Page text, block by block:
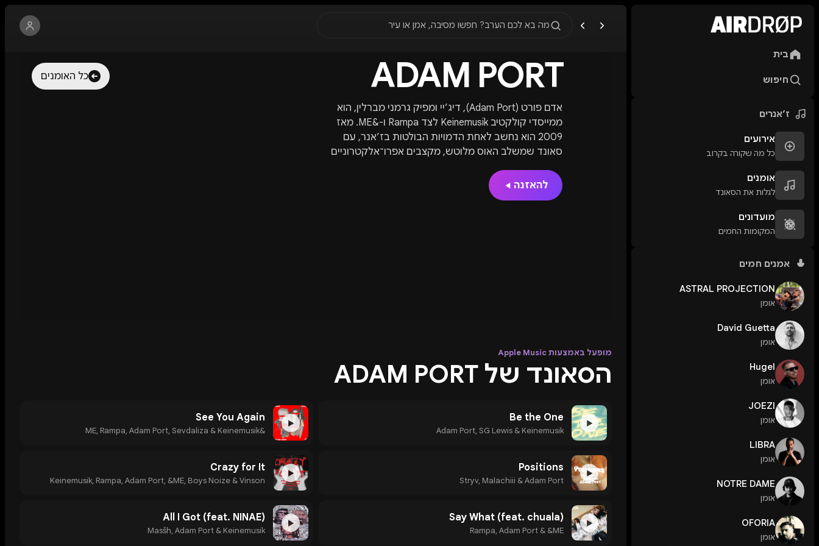
בית
חיפוש
ז׳אנרים
אירועים
כל מה שקורה בקרוב
אומנים
לגלות את הסאונד
מועדונים
המקומות החמים
אמנים חמים
ASTRAL PROJECTION
אומן
David Guetta
אומן
Hugel
אומן
JOEZI
אומן
LIBRA
אומן
NOTRE DAME
אומן
OFORIA
אומן
מה בא לכם הערב? חפשו מסיבה, אמן או עיר
כל האומנים ADAM PORT
אדם פורט (Adam Port), דיג’יי ומפיק גרמני מברלין, הוא
ממייסדי קולקטיב Keinemusik לצד Rampa ו-&ME. מאז
2009 הוא נחשב לאחת הדמויות הבולטות בז’אנר, עם
סאונד שמשלב האוס מלוטש, מקצבים אפרו־אלקטרוניים
להאזנה
מופעל באמצעות Apple Music
הסאונד של ADAM PORT
▶
Be the One
Adam Port, SG Lewis & Keinemusik
▶
See You Again
&ME, Rampa, Adam Port, Sevdaliza & Keinemusik
▶
Positions
Stryv, Malachiii & Adam Port
▶
Crazy for It
Keinemusik, Rampa, Adam Port, &ME, Boys Noize & Vinson
▶
Say What (feat. chuala)
Rampa, Adam Port & &ME
▶
All I Got (feat. NINAE)
Masšh, Adam Port & Keinemusik
מועדונים ✈️חו״ל 🔥 בקרוב